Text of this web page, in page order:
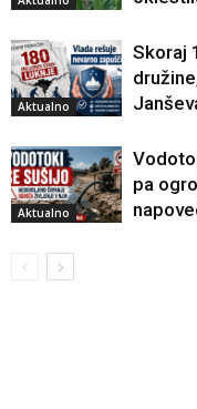
Aktualno
Skoraj
Aktualno
pa